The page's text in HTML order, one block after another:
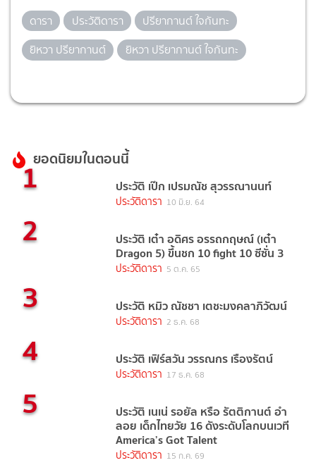
ดารา ประวัติดารา
ปรียากานต์ ใจกันทะ
ยิหวา ปรียากานต์
ยิหวา ปรียากานต์ ใจกันทะ
ยอดนิยมในตอนนี้
1 ประวัติ เป๊ก เปรมณัช สุวรรณานนท์
ประวัติดารา 10 มิ.ย. 64
2 ประวัติ เต๋า อดิศร อรรถกฤษณ์ (เต๋า
Dragon 5) ขึ้นชก 10 fight 10 ซีซั่น 3
ประวัติดารา 5 ต.ค. 65
3 ประวัติ หมิว ณัชชา เตชะมงคลาภิวัฒน์
ประวัติดารา 2 ธ.ค. 68
4 ประวัติ เฟิร์สวัน วรรณกร เรืองรัตน์
ประวัติดารา 17 ธ.ค. 68
5 ประวัติ เนเน่ รอยัล หรือ รัตติกานต์ อำ
ลอย เด็กไทยวัย 16 ดังระดับโลกบนเวที
America’s Got Talent
ประวัติดารา 15 ก.ค. 69